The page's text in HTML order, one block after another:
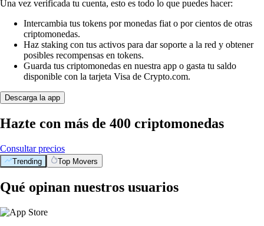
Una vez verificada tu cuenta, esto es todo lo que puedes hacer:
Intercambia tus tokens por monedas fiat o por cientos de otras
criptomonedas.
Haz staking con tus activos para dar soporte a la red y obtener
posibles recompensas en tokens.
Guarda tus criptomonedas en nuestra app o gasta tu saldo
disponible con la tarjeta Visa de Crypto.com.
Descarga la app
Hazte con más de 400 criptomonedas
Consultar precios
Trending Top Movers
Qué opinan nuestros usuarios